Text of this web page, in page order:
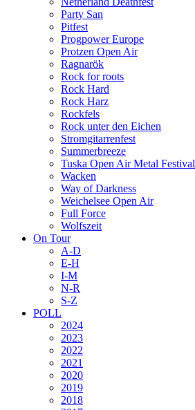
Party San
Pitfest
Progpower Europe
Protzen Open Air
Ragnarök
Rock for roots
Rock Hard
Rock Harz
Rockfels
Rock unter den Eichen
Stromgitarrenfest
Summerbreeze
Tuska Open Air Metal Festival
Wacken
Way of Darkness
Weichelsee Open Air
Full Force
Wolfszeit
On Tour
A-D
E-H
I-M
N-R
S-Z
POLL
2024
2023
2022
2021
2020
2019
2018